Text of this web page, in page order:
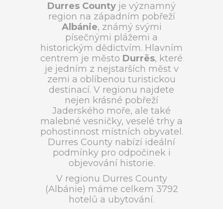
Durres County je významný
region na západním pobřeží
Albánie, známý svými
písečnými plážemi a
historickým dědictvím. Hlavním
centrem je město Durrës, které
je jedním z nejstarších měst v
zemi a oblíbenou turistickou
destinací. V regionu najdete
nejen krásné pobřeží
Jaderského moře, ale také
malebné vesničky, veselé trhy a
pohostinnost místních obyvatel.
Durres County nabízí ideální
podmínky pro odpočinek i
objevování historie.
V regionu Durres County
(Albánie) máme celkem 3792
hotelů a ubytování.